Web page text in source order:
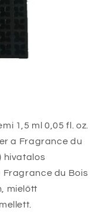
1,5 ml 0,05 fl. oz.
a Fragrance du
hivatalos
Fragrance du Bois
mielőtt